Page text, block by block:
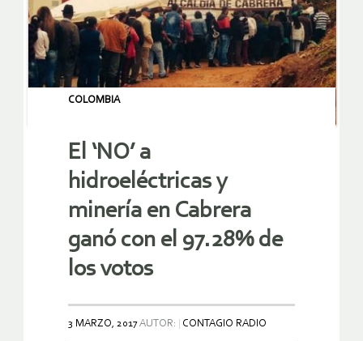
COLOMBIA
El ‘NO’ a
hidroeléctricas y
minería en Cabrera
ganó con el 97.28% de
los votos
3 MARZO, 2017AUTOR: CONTAGIO RADIO